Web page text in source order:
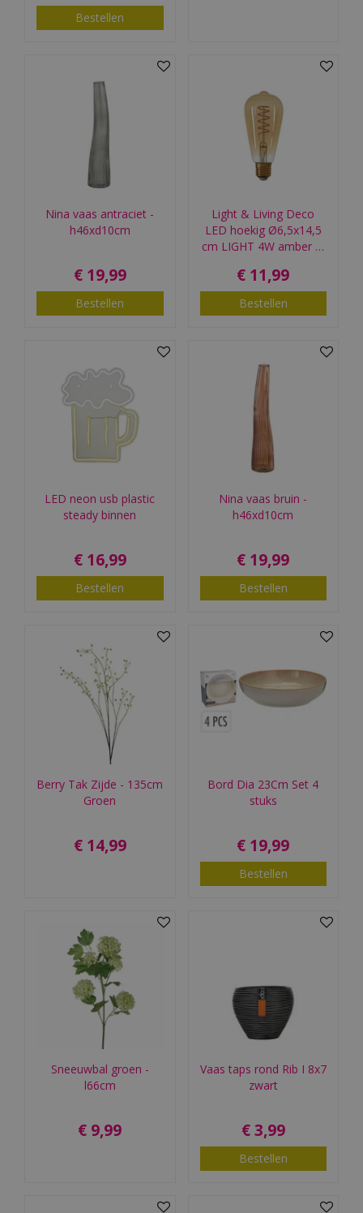
Bestellen
Nina vaas antraciet -
h46xd10cm
€ 19,99
Bestellen
Light & Living Deco
LED hoekig Ø6,5x14,5
cm LIGHT 4W amber …
€ 11,99
Bestellen
LED neon usb plastic
steady binnen
€ 16,99
Bestellen
Nina vaas bruin -
h46xd10cm
€ 19,99
Bestellen
Berry Tak Zijde - 135cm
Groen
€ 14,99
Bord Dia 23Cm Set 4
stuks
€ 19,99
Bestellen
Sneeuwbal groen -
l66cm
€ 9,99
Vaas taps rond Rib I 8x7
zwart
€ 3,99
Bestellen